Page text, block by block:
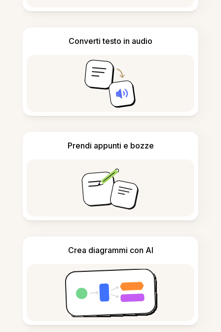
Converti testo in audio
Prendi appunti e bozze
Crea diagrammi con AI